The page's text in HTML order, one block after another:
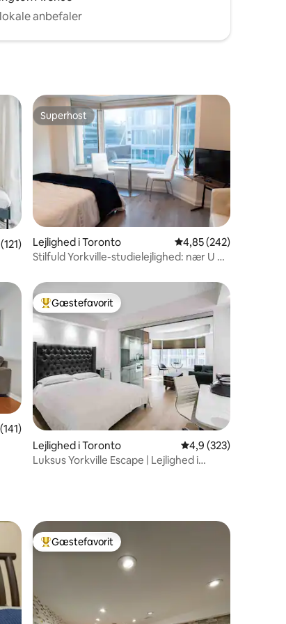
anbefaler
af 5 i gennemsnitlig bedømmelse, 121 omtaler
Superhost
Superhost
Lejlighed i Toronto 4,85 ud af 5 i
4,85 (242)
Stilfuld Yorkville-studielejlighed: nær U of
af 5 i gennemsnitlig bedømmelse, 141 omtaler
Bedste gæstefavorit
Gæstefavorit
Lejlighed i Toronto 4,9 ud af 5 i
4,9 (323)
Luksus Yorkville Escape | Lejlighed i
Bedste gæstefavorit
Gæstefavorit